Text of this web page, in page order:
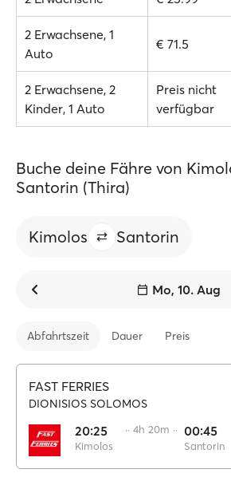
2 Erwachsene, 1
Auto
€ 71.5
2 Erwachsene, 2
Kinder, 1 Auto
Preis nicht
verfügbar
Buche deine Fähre von
Santorin (Thira)
Kimolos Santorin
Mo, 10. Aug
Abfahrtszeit Dauer Preis
FAST FERRIES
DIONISIOS SOLOMOS
20:25
Kimolos
·· 4h 20m ·· 00:45
Santorin